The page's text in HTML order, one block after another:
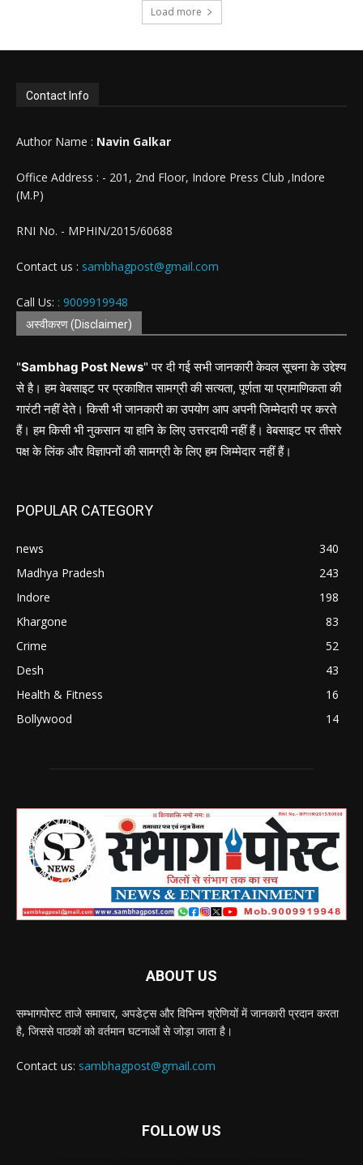
Load more
Contact Info
Author Name : Navin Galkar
Office Address : - 201, 2nd Floor, Indore Press Club ,Indore
(M.P)
RNI No. - MPHIN/2015/60688
Contact us : sambhagpost@gmail.com
Call Us: : 9009919948
अस्वीकरण (Disclaimer)
"Sambhag Post News" पर दी गई सभी जानकारी केवल सूचना के उद्देश्य
से है। हम वेबसाइट पर प्रकाशित सामग्री की सत्यता, पूर्णता या प्रामाणिकता की
गारंटी नहीं देते। किसी भी जानकारी का उपयोग आप अपनी जिम्मेदारी पर करते
हैं। हम किसी भी नुकसान या हानि के लिए उत्तरदायी नहीं हैं। वेबसाइट पर तीसरे
पक्ष के लिंक और विज्ञापनों की सामग्री के लिए हम जिम्मेदार नहीं हैं।
POPULAR CATEGORY
news
340
Madhya Pradesh
243
Indore
198
Khargone
83
Crime
52
Desh
43
Health & Fitness
16
Bollywood
14
ABOUT US
सम्भागपोस्ट ताजे समाचार, अपडेट्स और विभिन्न श्रेणियों में जानकारी प्रदान करता
है, जिससे पाठकों को वर्तमान घटनाओं से जोड़ा जाता है।
Contact us: sambhagpost@gmail.com
FOLLOW US